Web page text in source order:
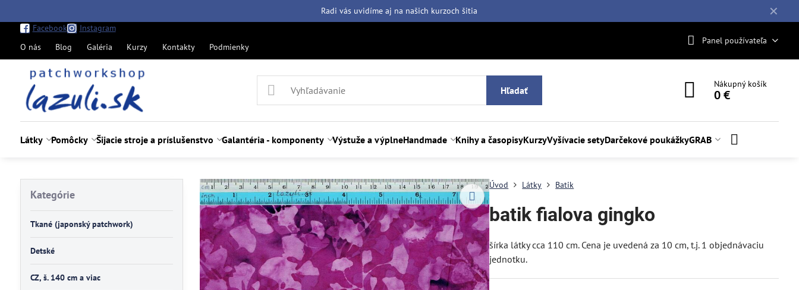
✕
Radi vás uvidíme aj na našich kurzoch šitia
Facebook
Instagram
O nás
Blog Galéria Kurzy Kontakty Podmienky
Panel používateľa
Hľadať
Nákupný košík
0 €
Látky Pomôcky Šijacie stroje a príslušenstvo Galantéria - komponenty Výstuže a výplneHandmade Knihy a časopisyKurzyVyšívacie setyDarčekové poukážkyGRAB
Úvod Látky Batik
batik fialova gingko
šírka látky cca 110 cm. Cena je uvedená za 10 cm, t.j. 1 objednávaciu
jednotku.
Kategórie
Tkané (japonský patchwork)
Detské
CZ, š. 140 cm a viac